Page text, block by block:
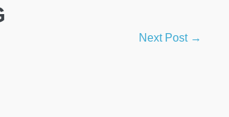
Next Post →